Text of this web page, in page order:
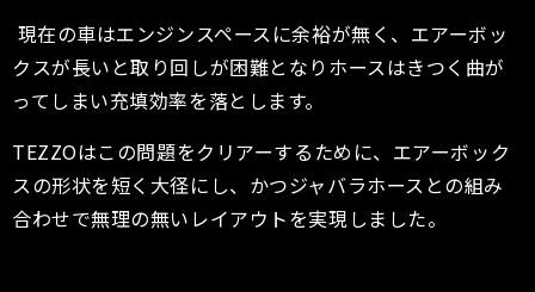
現在の車はエンジンスペースに余裕が無く、エアーボッ
クスが長いと取り回しが困難となりホースはきつく曲が
ってしまい充填効率を落とします。
TEZZOはこの問題をクリアーするために、エアーボック
スの形状を短く大径にし、かつジャバラホースとの組み
合わせで無理の無いレイアウトを実現しました。